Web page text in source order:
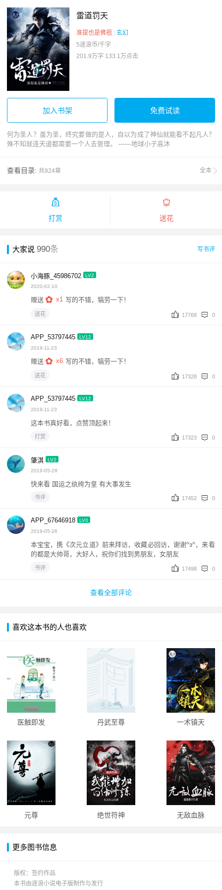
雷道罚天
准提也是佛祖
玄幻
5逐浪币/千字
201.9万字 133.1万点击
加入书架 免费试读
何为圣人？虽为圣，终究要做的是人，自以为成了神仙就能看不起凡人？
殊不知就连天道都需要一个人去管理。 ——地球小子高沐
查看目录: 共924章 全本

打赏

送花
大家说990条 写书评
小海豚_45986702 LV2
2020-02-10
赠送 x1 写的不错，犒劳一下！
17768 0
送花
APP_53797445 LV12
2019-11-23
赠送 x6 写的不错，犒劳一下！
17328 0
送花
APP_53797445 LV12
2019-11-23
这本书真好看，点赞顶起来！
17323 0
打赏
肇淇 LV2
2019-05-28
快来看 国运之纨绔为皇 有大事发生
17452 0
书评
APP_67646918 LV0
2019-05-26
本宝宝，携《次元立道》前来拜访，收藏必回访，谢谢^з^，来看
的都是大帅哥，大好人，祝你们找到男朋友，女朋友
17498 0
书评
查看全部评论
喜欢这本书的人也喜欢
医触即发 丹武至尊 一术镇天
元尊 绝世符神 无敌血脉
更多图书信息
版权：签约作品
本书由逐浪小说电子版制作与发行